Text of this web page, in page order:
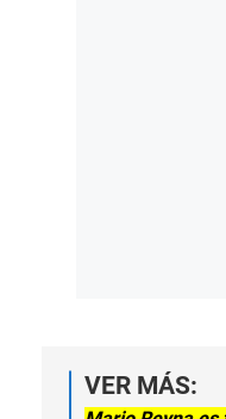
VER MÁS: